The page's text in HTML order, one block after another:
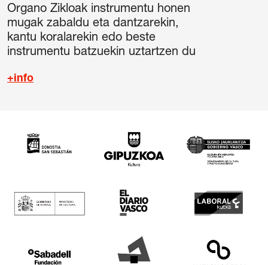
Organo Zikloak instrumentu honen
mugak zabaldu eta dantzarekin,
kantu koralarekin edo beste
instrumentu batzuekin uztartzen du
+info